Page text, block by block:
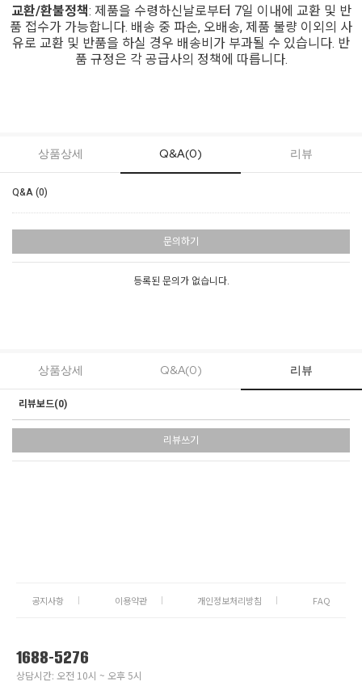
교환/환불정책: 제품을 수령하신날로부터 7일 이내에 교환 및 반
품 접수가 가능합니다. 배송 중 파손, 오배송, 제품 불량 이외의 사
유로 교환 및 반품을 하실 경우 배송비가 부과될 수 있습니다. 반
품 규정은 각 공급사의 정책에 따릅니다.
상품상세 Q&A(0) 리뷰
Q&A (0)
문의하기
등록된 문의가 없습니다.
상품상세 Q&A(0) 리뷰
리뷰보드(0)
리뷰쓰기
공지사항 이용약관 개인정보처리방침 FAQ
1688-5276
상담시간: 오전 10시 ~ 오후 5시